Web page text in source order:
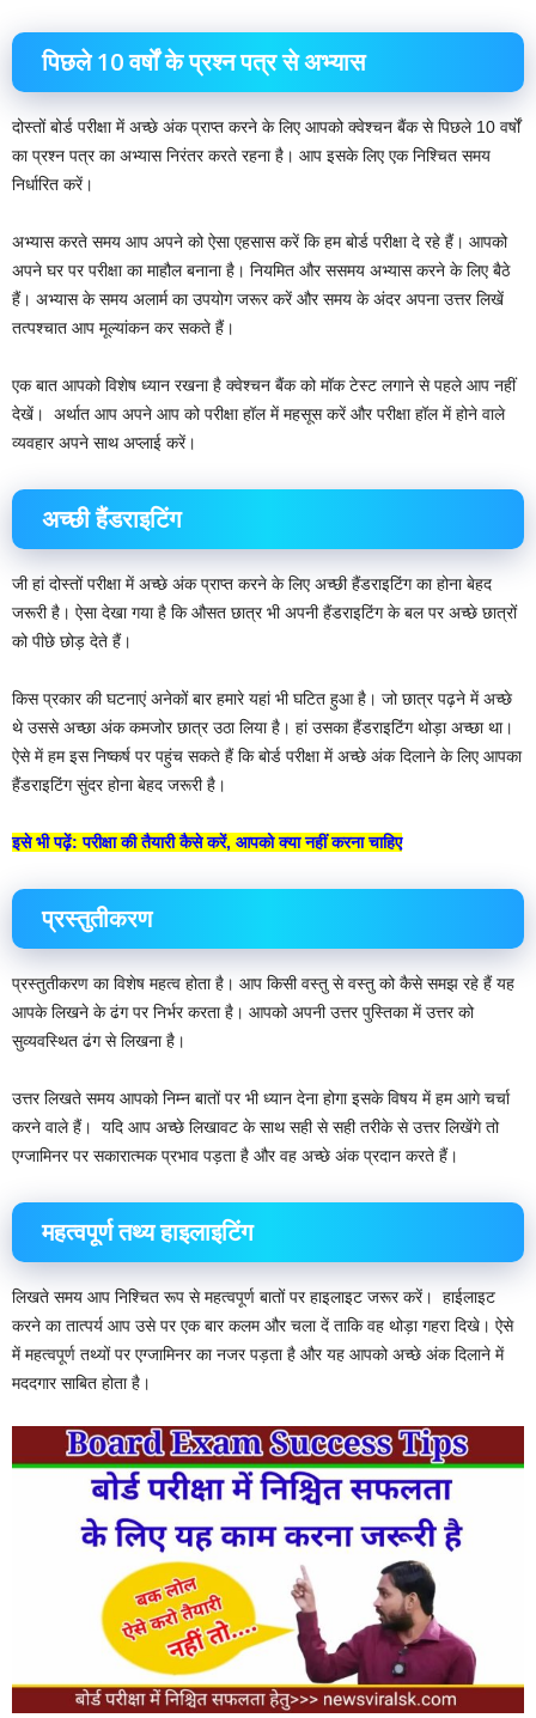
पिछले 10 वर्षों के प्रश्न पत्र से अभ्यास
दोस्तों बोर्ड परीक्षा में अच्छे अंक प्राप्त करने के लिए आपको क्वेश्चन बैंक से पिछले 10 वर्षों
का प्रश्न पत्र का अभ्यास निरंतर करते रहना है। आप इसके लिए एक निश्चित समय
निर्धारित करें।
अभ्यास करते समय आप अपने को ऐसा एहसास करें कि हम बोर्ड परीक्षा दे रहे हैं। आपको
अपने घर पर परीक्षा का माहौल बनाना है। नियमित और ससमय अभ्यास करने के लिए बैठे
हैं। अभ्यास के समय अलार्म का उपयोग जरूर करें और समय के अंदर अपना उत्तर लिखें
तत्पश्चात आप मूल्यांकन कर सकते हैं।
एक बात आपको विशेष ध्यान रखना है क्वेश्चन बैंक को मॉक टेस्ट लगाने से पहले आप नहीं
देखें। ‌ अर्थात आप अपने आप को परीक्षा हॉल में महसूस करें और परीक्षा हॉल में होने वाले
व्यवहार अपने साथ अप्लाई करें।
अच्छी हैंडराइटिंग
जी हां दोस्तों परीक्षा में अच्छे अंक प्राप्त करने के लिए अच्छी हैंडराइटिंग का होना बेहद
जरूरी है। ऐसा देखा गया है कि औसत छात्र भी अपनी हैंडराइटिंग के बल पर अच्छे छात्रों
को पीछे छोड़ देते हैं।
किस प्रकार की घटनाएं अनेकों बार हमारे यहां भी घटित हुआ है। जो छात्र पढ़ने में अच्छे
थे उससे अच्छा अंक कमजोर छात्र उठा लिया है। हां उसका हैंडराइटिंग थोड़ा अच्छा था। ‌
ऐसे में हम इस निष्कर्ष पर पहुंच सकते हैं कि बोर्ड परीक्षा में अच्छे अंक दिलाने के लिए आपका
हैंडराइटिंग सुंदर होना बेहद जरूरी है।
इसे भी पढ़ें: परीक्षा की तैयारी कैसे करें, आपको क्या नहीं करना चाहिए
प्रस्तुतीकरण
प्रस्तुतीकरण का विशेष महत्व होता है। आप किसी वस्तु से वस्तु को कैसे समझ रहे हैं यह
आपके लिखने के ढंग पर निर्भर करता है। आपको अपनी उत्तर पुस्तिका में उत्तर को
सुव्यवस्थित ढंग से लिखना है।
उत्तर लिखते समय आपको निम्न बातों पर भी ध्यान देना होगा इसके विषय में हम आगे चर्चा
करने वाले हैं। ‌ यदि आप अच्छे लिखावट के साथ सही से सही तरीके से उत्तर लिखेंगे तो
एग्जामिनर पर सकारात्मक प्रभाव पड़ता है और वह अच्छे अंक प्रदान करते हैं।
महत्वपूर्ण तथ्य हाइलाइटिंग
लिखते समय आप निश्चित रूप से महत्वपूर्ण बातों पर हाइलाइट जरूर करें। ‌ हाईलाइट
करने का तात्पर्य आप उसे पर एक बार कलम और चला दें ताकि वह थोड़ा गहरा दिखे। ऐसे
में महत्वपूर्ण तथ्यों पर एग्जामिनर का नजर पड़ता है और यह आपको अच्छे अंक दिलाने में
मददगार साबित होता है।